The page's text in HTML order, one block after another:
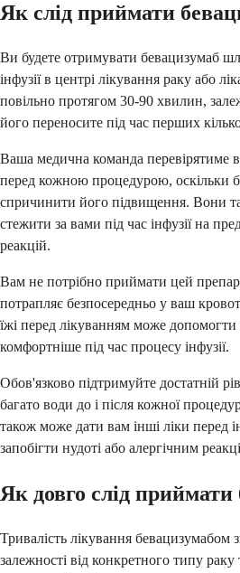
Як слід приймати
Ви будете отримувати бевацизумаб
інфузії в центрі лікування раку або
повільно протягом 30-90 хвилин,
його переносите під час перших
Ваша медична команда перевірятиме
перед кожною процедурою, оскільки
спричинити його підвищення. Вони
стежити за вами під час інфузії на
реакцій.
Вам не потрібно приймати цей
потрапляє безпосередньо у ваш
їжі перед лікуванням може
комфортніше під час процесу інфузії.
Обов'язково підтримуйте достатній
багато води до і після кожної
також може дати вам інші ліки перед
запобігти нудоті або алергічним
Як довго слід приймати
Тривалість лікування бевацизумабом
залежності від конкретного типу раку